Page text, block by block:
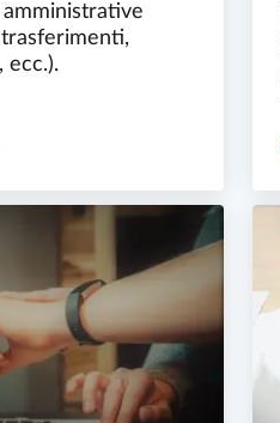
ecc.).
STUDENTI